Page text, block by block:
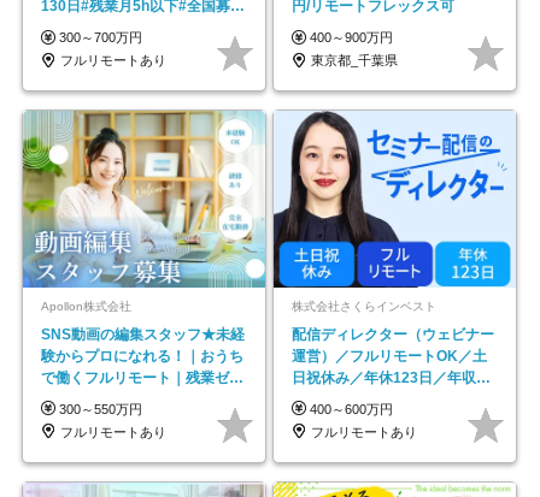
130日#残業月5h以下#全国募集
#最大1年の研修
300～700万円
フルリモートあり
円/リモートフレックス可
400～900万円
東京都_千葉県
Apollon株式会社
SNS動画の編集スタッフ★未経
験からプロになれる！｜おうち
で働くフルリモート｜残業ゼロ
で18時退勤◎
300～550万円
フルリモートあり
株式会社さくらインベスト
配信ディレクター（ウェビナー
運営）／フルリモートOK／土
日祝休み／年休123日／年収
600万円可
400～600万円
フルリモートあり